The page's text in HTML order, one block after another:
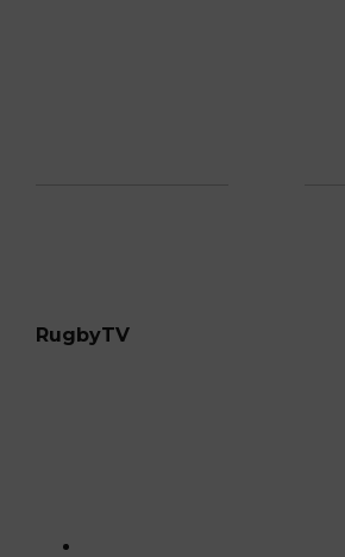
RugbyTV